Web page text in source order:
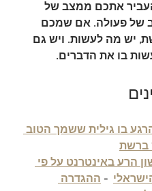
אתכם ממצב של
של פעולה. אם שמכם
יש מה לעשות. ויש גם
בו את הדברים.
בו גילית ששמך הטוב
ברשת
הרע באינטרנט על פי
  -
ההגדרה